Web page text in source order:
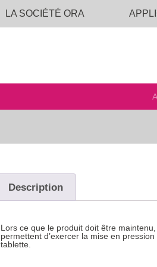
LA SOCIÉTÉ ORA
Description
Lors ce que le produit doit être
permettent d’exercer la mise en
tablette.